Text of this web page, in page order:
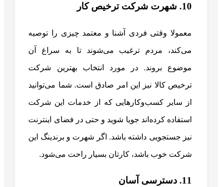
10. شهرت شرکت ترخیص کار
معمولا وقتی فردی آشنا و معتمد چیزی را توصیه
می‌کند، مردم ترغیب می‌شوند تا به سراغ آن
موضوع بروند. در مورد انتخاب بهترین شرکت
ترخیص کالا نیز این امر صادق است. شما می‌توانید
از سایر کسب‌وکارهایی که از خدمات این شرکت
استفاده کرده‌اند جویا شوید و حتی در فضای اینترنت
نیز جستجویی داشته باشد. اگر شهرت و برندینگ این
شرکت خوب باشد، کارتان بسیار راحت می‌شود.
11. دسترسی آسان